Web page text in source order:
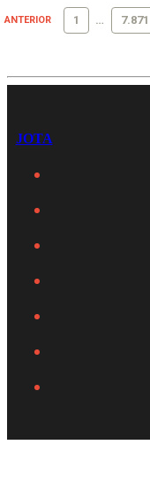
ANTERIOR 1 … 7.871
JOTA